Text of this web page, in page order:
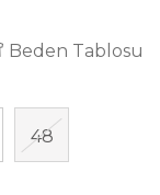
Beden Tablosu
48